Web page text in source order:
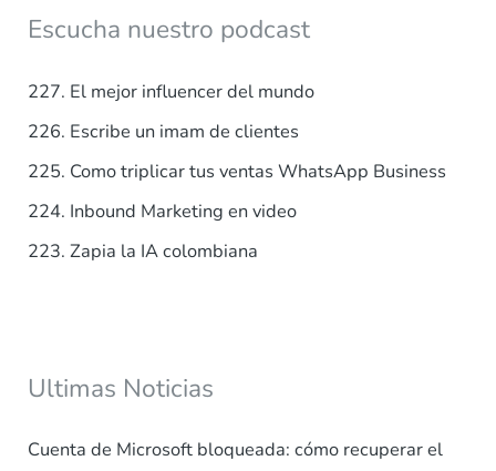
a
p
o
Escucha nuestro podcast
227. El mejor influencer del mundo
226. Escribe un imam de clientes
225. Como triplicar tus ventas WhatsApp Business
224. Inbound Marketing en video
223. Zapia la IA colombiana
Ultimas Noticias
Cuenta de Microsoft bloqueada: cómo recuperar el